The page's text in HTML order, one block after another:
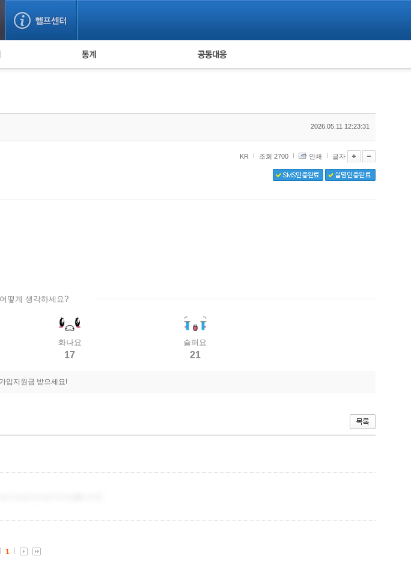
어요! 누적 피해사례 통계 피해자 공동대응
2026.05.11 12:23:31
KR 조회 2700 인쇄 글자
떻게 생각하세요?
화나요
17
슬퍼요
21
입지원금 받으세요!